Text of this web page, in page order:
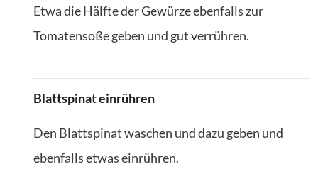
Etwa die Hälfte der Gewürze ebenfalls zur
Tomatensoße geben und gut verrühren.
Blattspinat einrühren
Den Blattspinat waschen und dazu geben und
ebenfalls etwas einrühren.